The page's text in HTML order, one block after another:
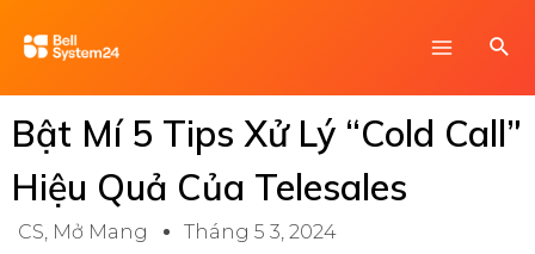
Bật Mí 5 Tips Xử Lý “Cold Call”
Hiệu Quả Của Telesales
CS, Mở Mang Tháng 5 3, 2024